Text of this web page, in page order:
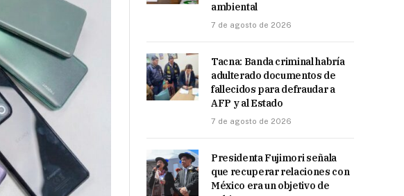
ambiental
7 de agosto de 2026
Tacna: Banda criminal habría
adulterado documentos de
fallecidos para defraudar a
AFP y al Estado
7 de agosto de 2026
Presidenta Fujimori señala
que recuperar relaciones con
México era un objetivo de